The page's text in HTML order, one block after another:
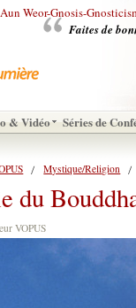
Faites de
& Vidéo Séries de
Mystique/Religion
du
VOPUS